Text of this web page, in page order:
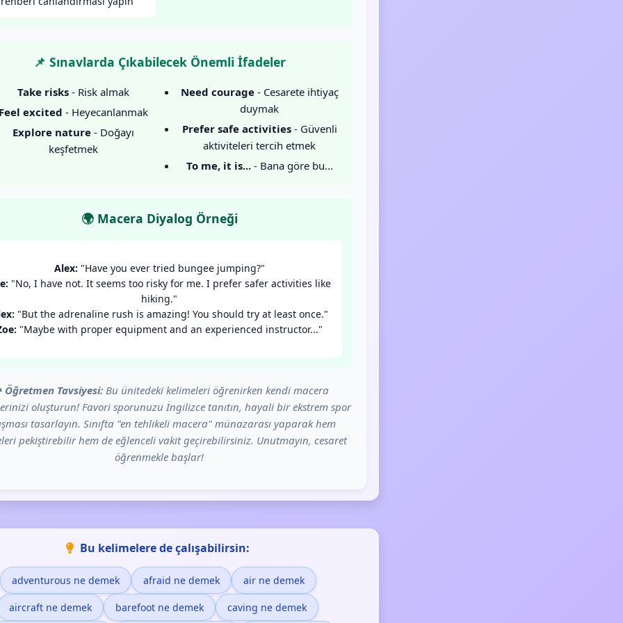
📌 Sınavlarda Çıkabilecek Önemli İfadeler
Take risks- Risk almak
excited - Heyecanlanmak
Explore nature- Doğayı
keşfetmek
Need courage- Cesarete ihtiyaç
duymak
Prefer safe activities- Güvenli
aktiviteleri tercih etmek
To me, it is...- Bana göre bu...
🌍 Macera Diyalog Örneği
Alex: "Have you ever tried bungee jumping?"
"No, I have not. It seems too risky for me. I prefer safer activities like
hiking."
"But the adrenaline rush is amazing! You should try at least once."
"Maybe with proper equipment and an experienced instructor..."
Öğretmen Tavsiyesi:Bu ünitedeki kelimeleri öğrenirken kendi macera
oluşturun! Favori sporunuzu İngilizce tanıtın, hayali bir ekstrem spor
tasarlayın. Sınıfta "en tehlikeli macera" münazarası yaparak hem
pekiştirebilir hem de eğlenceli vakit geçirebilirsiniz. Unutmayın, cesaret
öğrenmekle başlar!
Bu kelimelere de çalışabilirsin:
adventurous ne demek afraid ne demek air ne demek
aircraft ne demek barefoot ne demek caving ne demek